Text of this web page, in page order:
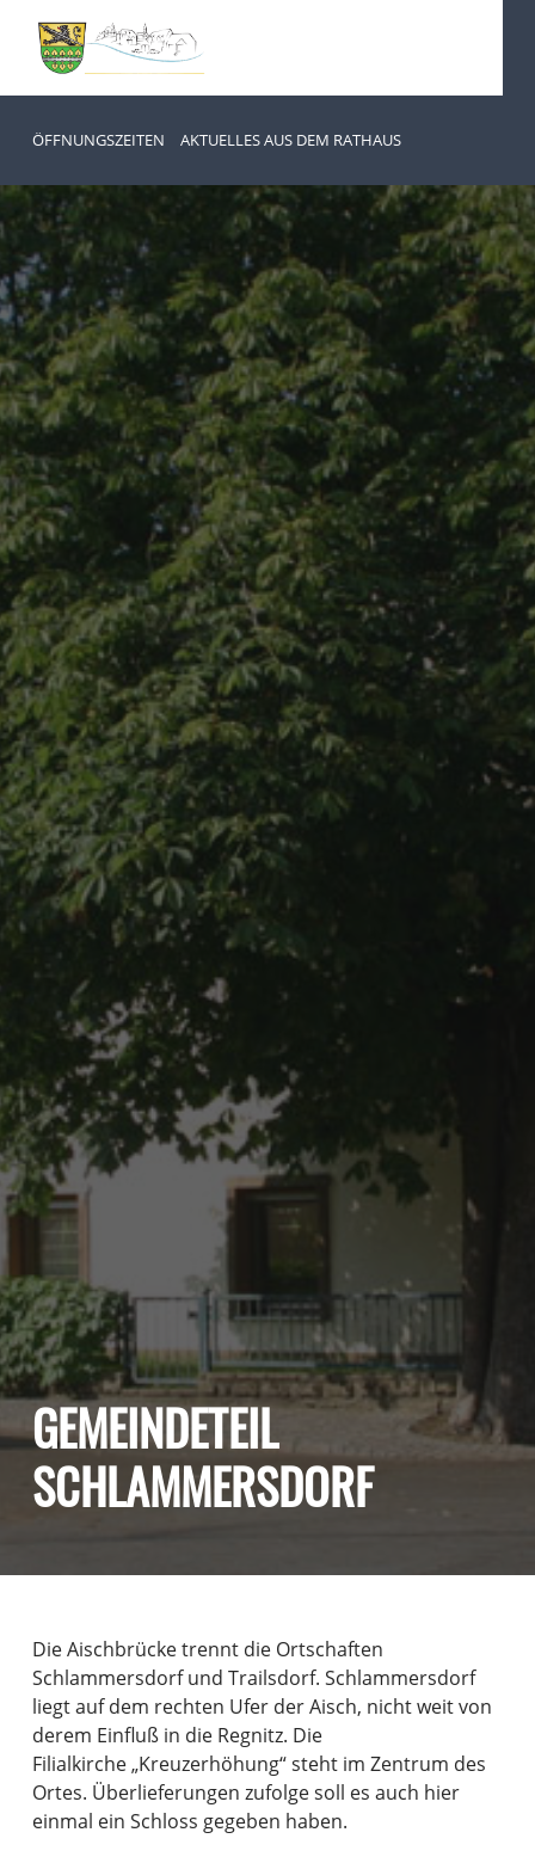
ÖFFNUNGSZEITEN AKTUELLES AUS DEM RATHAUS
GEMEINDETEIL
SCHLAMMERSDORF
Die Aischbrücke trennt die Ortschaften
Schlammersdorf und Trailsdorf. Schlammersdorf
liegt auf dem rechten Ufer der Aisch, nicht weit von
derem Einfluß in die Regnitz. Die
Filialkirche „Kreuzerhöhung“ steht im Zentrum des
Ortes. Überlieferungen zufolge soll es auch hier
einmal ein Schloss gegeben haben.